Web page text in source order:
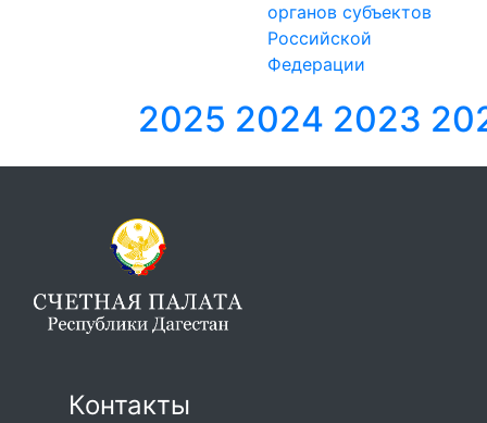
органов субъектов
Российской
Федерации
2025 2024 2023
Контакты